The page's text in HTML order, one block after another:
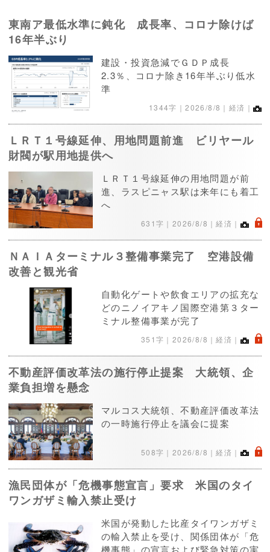
東南ア最低水準に鈍化 成長率、コロナ除けば
16年半ぶり
建設・投資急減でＧＤＰ成長
2.3％、コロナ除き16年半ぶり低水
準
1344字｜2026/8/8 ｜経済｜
ＬＲＴ１号線延伸、用地問題前進 ビリヤール
財閥が駅用地提供へ
ＬＲＴ１号線延伸の用地問題が前
進、ラスピニャス駅は来年にも着工
へ
631字｜ 2026/8/8 ｜経済｜ .
ＮＡＩＡターミナル３整備事業完了 空港設備
改善と観光省
自動化ゲートや飲食エリアの拡充な
どのニノイアキノ国際空港第３ター
ミナル整備事業が完了
351字｜ 2026/8/8 ｜経済｜ .
不動産評価改革法の施行停止提案 大統領、企
業負担増を懸念
マルコス大統領、不動産評価改革法
の一時施行停止を議会に提案
508字｜ 2026/8/8 ｜経済｜ .
漁民団体が「危機事態宣言」要求 米国のタイ
ワンガザミ輸入禁止受け
米国が発動した比産タイワンガザミ
の輸入禁止を受け、関係団体が「危
機事態」の宣言および緊急対策の実